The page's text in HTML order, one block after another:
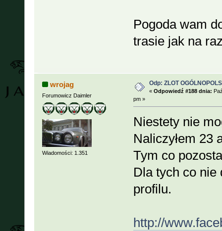
Pogoda wam
trasie jak na
wrojag
Forumowicz Daimler
Wiadomości: 1.351
Odp: ZLOT
« Odpowiedź #188 dnia:
pm »
Niestety nie
Naliczyłem 23
Tym co
Dla tych co
profilu.
http://